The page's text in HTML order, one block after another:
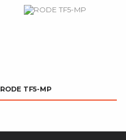
RODE TF5-MP